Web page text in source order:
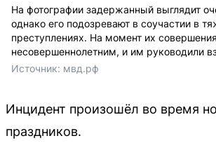
На фотографии задержанный выглядит
однако его подозревают в соучастии в
преступлениях. На момент их
несовершеннолетним, и им руководили
Источник: мвд.рф
Инцидент произошёл во время
праздников.